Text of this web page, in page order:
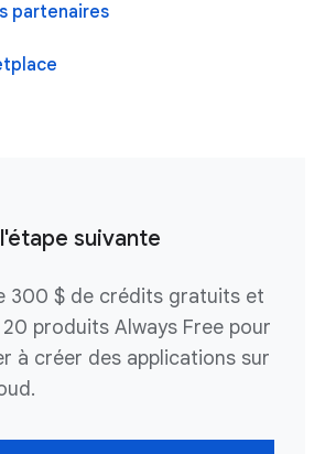
partenaires
suivante
300 $ de crédits gratuits et
produits Always Free pour
à créer des applications sur